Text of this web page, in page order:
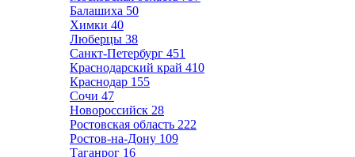
Балашиха 50
Химки 40
Люберцы 38
Санкт-Петербург 451
Краснодарский край 410
Краснодар 155
Сочи 47
Новороссийск 28
Ростовская область 222
Ростов-на-Дону 109
Таганрог 16